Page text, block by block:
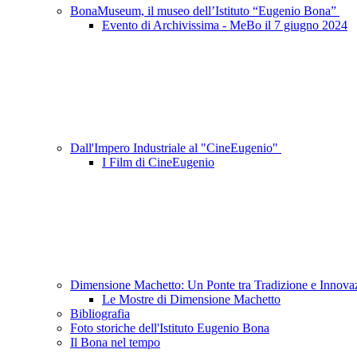
BonaMuseum, il museo dell’Istituto “Eugenio Bona”
Evento di Archivissima - MeBo il 7 giugno 2024
Dall'Impero Industriale al "CineEugenio"
I Film di CineEugenio
Dimensione Machetto: Un Ponte tra Tradizione e
Le Mostre di Dimensione Machetto
Bibliografia
Foto storiche dell'Istituto Eugenio Bona
Il Bona nel tempo